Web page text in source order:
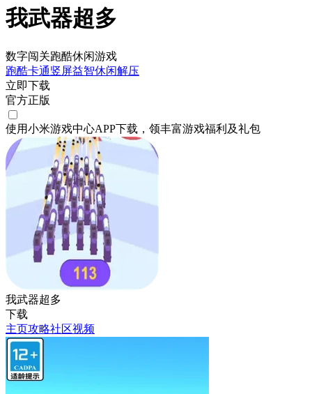
我武器超多
数字闯关跑酷休闲游戏
跑酷卡通竖屏益智休闲解压
立即下载
官方正版
使用小米游戏中心APP下载 ，领丰富游戏福利 及礼包
我武器超多
下载
主页攻略社区视频